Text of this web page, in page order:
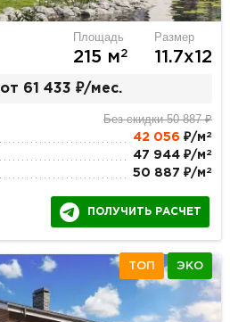
Площадь
215 м2
Размер
11.7х12
от 61 433 ₽/мес.
Без скидки 50 887 ₽
42 056 ₽/м 2
47 944 ₽/м 2
50 887 ₽/м 2
ПОЛУЧИТЬ РАСЧЕТ
ТОП ЭКО